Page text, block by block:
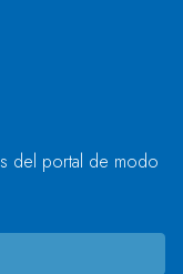
del portal de modo